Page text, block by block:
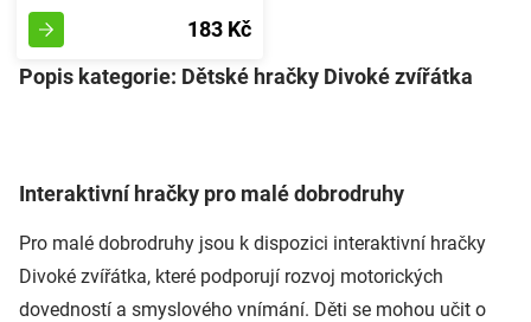
183 Kč
Popis kategorie: Dětské hračky Divoké zvířátka
Interaktivní hračky pro malé dobrodruhy
Pro malé dobrodruhy jsou k dispozici interaktivní hračky
Divoké zvířátka, které podporují rozvoj motorických
dovedností a smyslového vnímání. Děti se mohou učit o